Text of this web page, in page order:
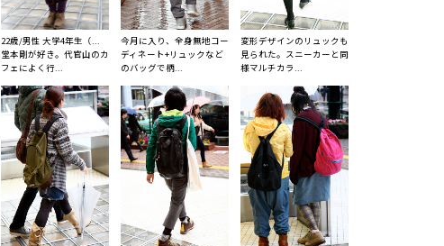
22歳/男性 大学4年生（...
堂本剛が好き。代官山のカ
フェによく行...
今月に入り、全身無地コー
ディネート+リュックなど
のバッグで柄...
変形デザインのリュックも
見られた。スニーカーと同
様マルチカラ...